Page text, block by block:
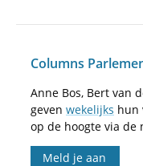
Columns
Anne Bos, Bert van
geven wekelijks hun
op de hoogte via de
Meld je aan